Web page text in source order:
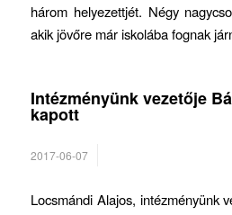
három helyezettjét. Négy
akik jövőre már iskolába fognak
Intézményünk vezetője
kapott
2017-06-07
Locsmándi Alajos, intézményünk